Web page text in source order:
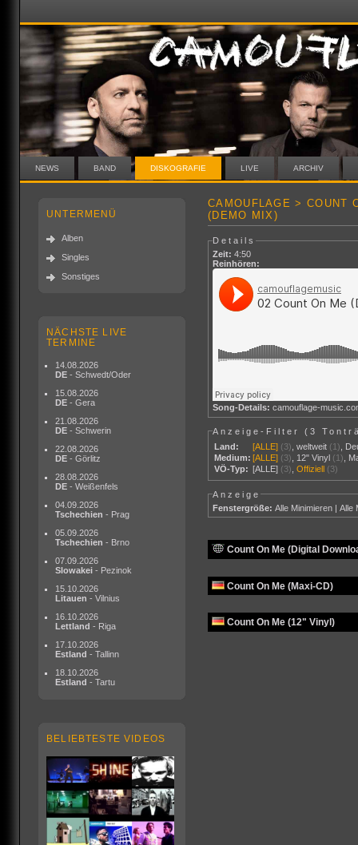
NEWS BAND DISKOGRAFIE LIVE ARCHIV
UNTERMENÜ
Alben
Singles
Sonstiges
NÄCHSTE LIVE
TERMINE
14.08.2026
DE - Schwedt/Oder
15.08.2026
DE - Gera
21.08.2026
DE - Schwerin
22.08.2026
DE - Görlitz
28.08.2026
DE - Weißenfels
04.09.2026
Tschechien - Prag
05.09.2026
Tschechien - Brno
07.09.2026
Slowakei - Pezinok
15.10.2026
Litauen - Vilnius
16.10.2026
Lettland - Riga
17.10.2026
Estland - Tallinn
18.10.2026
Estland - Tartu
BELIEBTESTE VIDEOS
CAMOUFLAGE > COUNT
(DEMO MIX)
Details
Zeit: 4:50
Reinhören:
Song-Details: camouflage-
Anzeige-Filter (3
Land:
[ALLE] (3) ,weltweit (1)
Medium: [ALLE] (3) 12" Vinyl (1)
VÖ-Typ: [ALLE] (3) ,Offiziell (3)
Anzeige
Fenstergröße: Alle Minimieren |Alle
Count On Me (Digital
Count On Me (Maxi-CD)
Count On Me (12" Vinyl)